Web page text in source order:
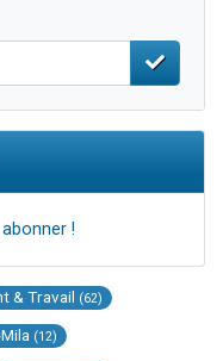
!
& Travail (62)
(12)